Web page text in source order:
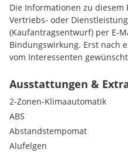
Die Informationen zu
Vertriebs- oder
(Kaufantragsentwurf) per E-
Bindungswirkung. Erst nach
vom Interessenten
Ausstattungen &
2-Zonen-Klimaautomatik
ABS
Abstandstempomat
Alufelgen